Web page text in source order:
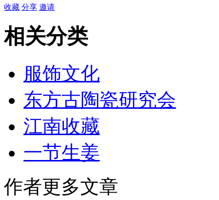
收藏 分享 邀请
相关分类
服饰文化
东方古陶瓷研究会
江南收藏
一节生姜
作者更多文章